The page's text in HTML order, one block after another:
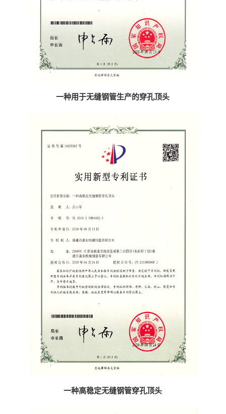
一种用于无缝钢管生产的穿孔顶头
一种高稳定无缝钢管穿孔顶头